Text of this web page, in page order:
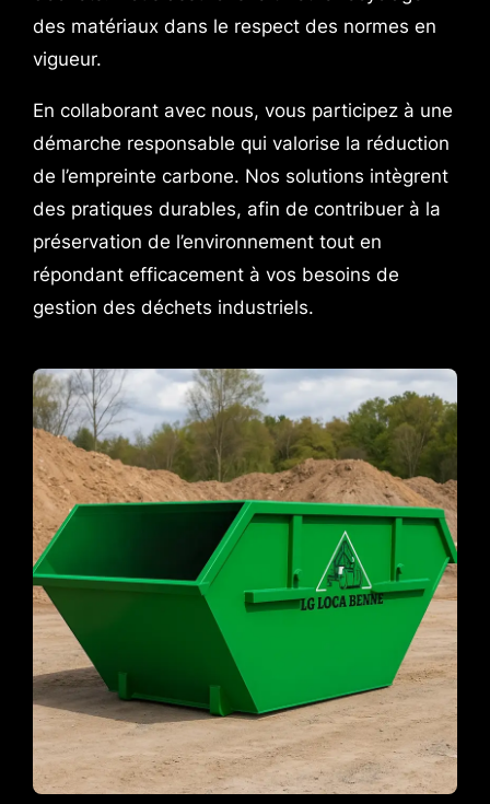
des matériaux dans le respect des normes en
vigueur.
En collaborant avec nous, vous participez à une
démarche responsable qui valorise la réduction
de l’empreinte carbone. Nos solutions intègrent
des pratiques durables, afin de contribuer à la
préservation de l’environnement tout en
répondant efficacement à vos besoins de
gestion des déchets industriels.